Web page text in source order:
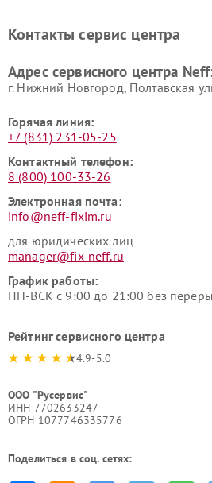
Контакты сервис центра
Адрес сервисного центра
г. Нижний Новгород, Полтавская
Горячая линия:
+7 (831) 231-05-25
Контактный телефон:
8 (800) 100-33-26
Электронная почта:
info@neff-fixim.ru
для юридических лиц
manager@fix-neff.ru
График работы:
ПН-ВСК с 9:00 до 21:00 без
Рейтинг сервисного центра
4.9-5.0
ООО "Русервис"
ИНН 7702633247
ОГРН 1077746335776
Поделиться в соц. сетях: